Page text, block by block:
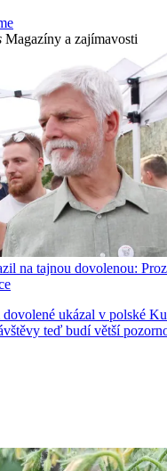
Magazíny a zajímavosti
na tajnou dovolenou:
dovolené ukázal v polské
teď budí větší